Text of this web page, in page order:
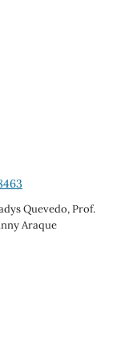
Quevedo, Prof.
Araque